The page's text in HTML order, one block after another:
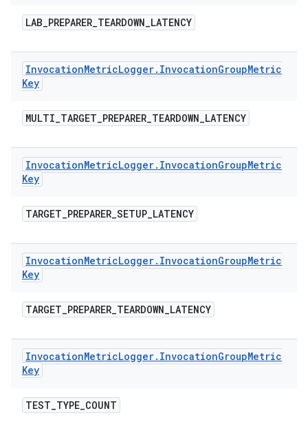
LAB_PREPARER_TEARDOWN_LATENCY
InvocationMetricLogger. InvocationGroupMetric
Key
MULTI_TARGET_PREPARER_TEARDOWN_LATENCY
InvocationMetricLogger. InvocationGroupMetric
Key
TARGET_PREPARER_SETUP_LATENCY
InvocationMetricLogger. InvocationGroupMetric
Key
TARGET_PREPARER_TEARDOWN_LATENCY
InvocationMetricLogger. InvocationGroupMetric
Key
TEST_TYPE_COUNT